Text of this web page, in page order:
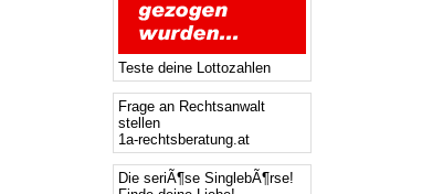
Teste deine Lottozahlen
Frage an Rechtsanwalt
stellen
1a-rechtsberatung.at
Die seriÃ¶se SinglebÃ¶rse!